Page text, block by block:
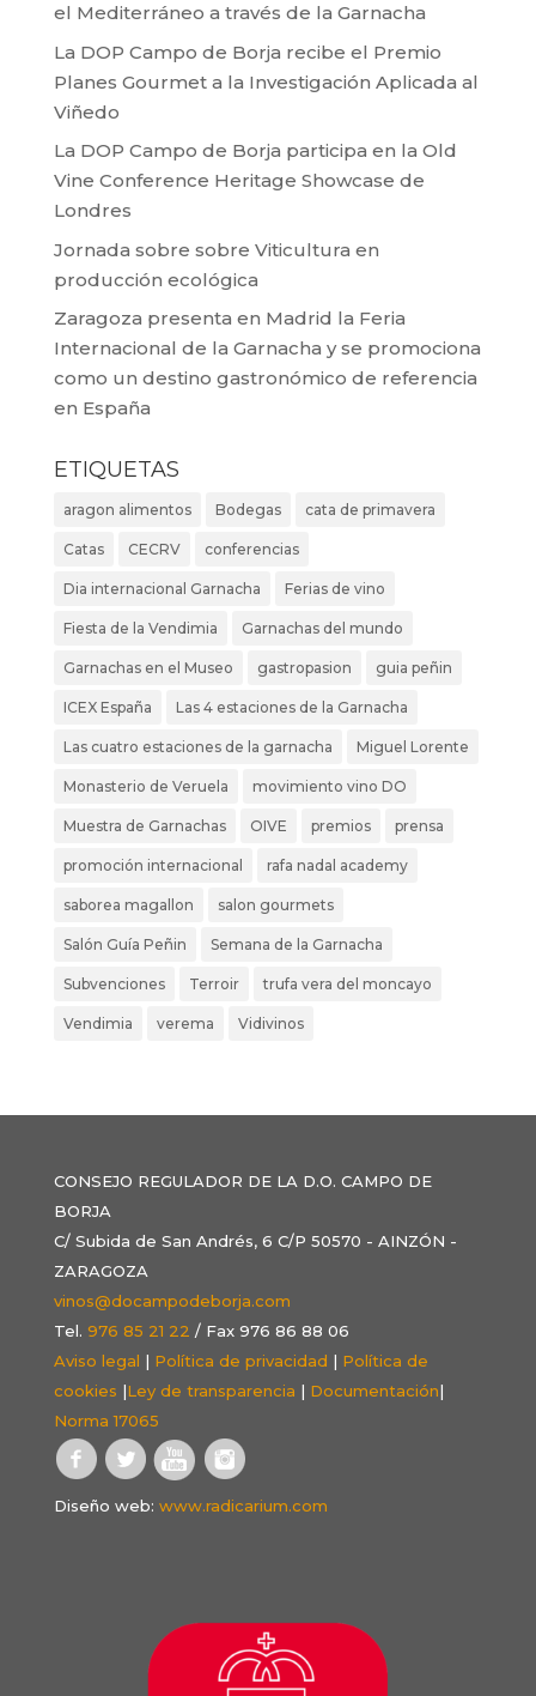
el Mediterráneo a través de la Garnacha
La DOP Campo de Borja recibe el Premio
Planes Gourmet a la Investigación Aplicada al
Viñedo
La DOP Campo de Borja participa en la Old
Vine Conference Heritage Showcase de
Londres
Jornada sobre sobre Viticultura en
producción ecológica
Zaragoza presenta en Madrid la Feria
Internacional de la Garnacha y se promociona
como un destino gastronómico de referencia
en España
ETIQUETAS
aragon alimentos Bodegas cata de primavera
Catas CECRV conferencias
Dia internacional Garnacha Ferias de vino
Fiesta de la Vendimia Garnachas del mundo
Garnachas en el Museo gastropasion guia peñin
ICEX España Las 4 estaciones de la Garnacha
Las cuatro estaciones de la garnacha Miguel Lorente
Monasterio de Veruela movimiento vino DO
Muestra de Garnachas OIVE premios prensa
promoción internacional rafa nadal academy
saborea magallon salon gourmets
Salón Guía Peñin Semana de la Garnacha
Subvenciones Terroir trufa vera del moncayo
Vendimia verema Vidivinos
CONSEJO REGULADOR DE LA D.O. CAMPO DE
BORJA
C/ Subida de San Andrés, 6 C/P 50570 - AINZÓN -
ZARAGOZA
vinos@docampodeborja.com
Tel. 976 85 21 22 / Fax 976 86 88 06
Aviso legal | Política de privacidad | Política de
cookies |Ley de transparencia | Documentación|
Norma 17065
Diseño web: www.radicarium.com